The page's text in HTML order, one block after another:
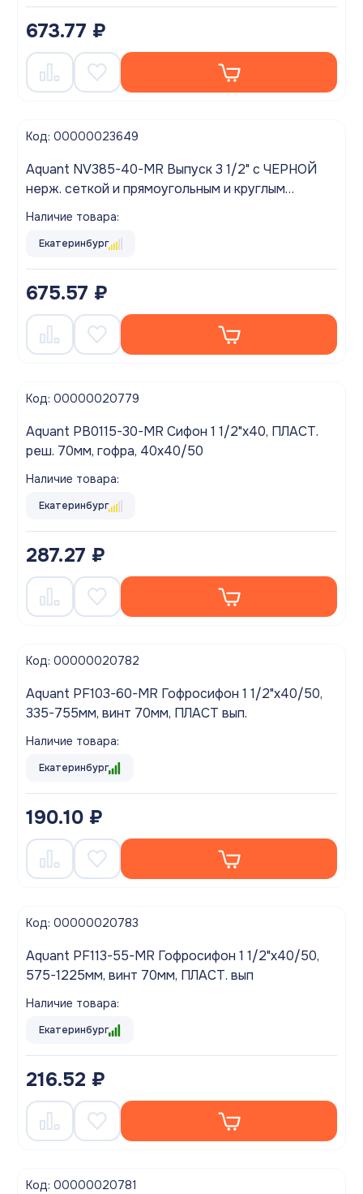
673.77 ₽
Код: 00000023649
Aquant NV385-40-MR Выпуск 3 1/2" с ЧЕРНОЙ
нерж. сеткой и прямоугольным и круглым
переливом
Наличие товара:
Екатеринбург
675.57 ₽
Код: 00000020779
Aquant PB0115-30-MR Сифон 1 1/2"х40, ПЛАСТ.
реш. 70мм, гофра, 40х40/50
Наличие товара:
Екатеринбург
287.27 ₽
Код: 00000020782
Aquant PF103-60-MR Гофросифон 1 1/2"х40/50,
335-755мм, винт 70мм, ПЛАСТ вып.
Наличие товара:
Екатеринбург
190.10 ₽
Код: 00000020783
Aquant PF113-55-MR Гофросифон 1 1/2"х40/50,
575-1225мм, винт 70мм, ПЛАСТ. вып
Наличие товара:
Екатеринбург
216.52 ₽
Код: 00000020781